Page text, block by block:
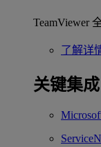
TeamViewer
了解详
关键集成